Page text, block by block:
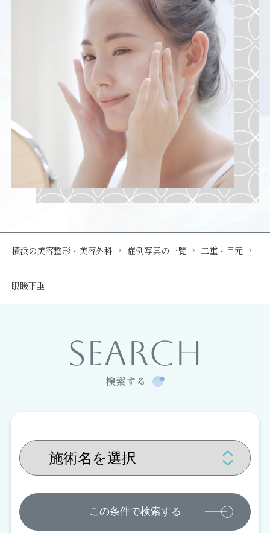
横浜の美容整形・美容外科 症例写真の一覧 二重・目元
眼瞼下垂
SEARCH
検索する